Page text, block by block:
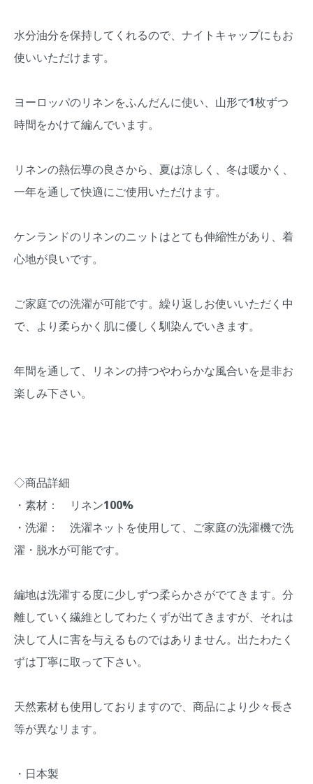
水分油分を保持してくれるので、ナイトキャップにもお
使いいただけます。
ヨーロッパのリネンをふんだんに使い、山形で1枚ずつ
時間をかけて編んでいます。
リネンの熱伝導の良さから、夏は涼しく、冬は暖かく、
一年を通して快適にご使用いただけます。
ケンランドのリネンのニットはとても伸縮性があり、着
心地が良いです。
ご家庭での洗濯が可能です。繰り返しお使いいただく中
で、より柔らかく肌に優しく馴染んでいきます。
年間を通して、リネンの持つやわらかな風合いを是非お
楽しみ下さい。
◇商品詳細
・素材： リネン100%
・洗濯： 洗濯ネットを使用して、ご家庭の洗濯機で洗
濯・脱水が可能です。
編地は洗濯する度に少しずつ柔らかさがでてきます。分
離していく繊維としてわたくずが出てきますが、それは
決して人に害を与えるものではありません。出たわたく
ずは丁寧に取って下さい。
天然素材も使用しておりますので、商品により少々長さ
等が異なリます。
・日本製